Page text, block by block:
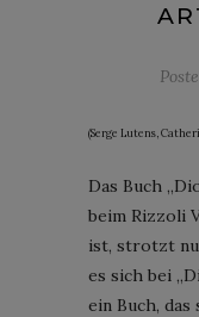
(Serge Lutens,
Das Buch
beim Rizzoli
ist, strotzt
es sich bei
ein Buch,